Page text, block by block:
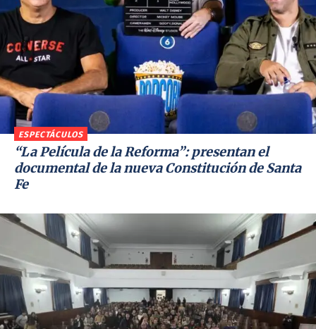
ESPECTÁCULOS
“La Película de la Reforma”: presentan el
documental de la nueva Constitución de Santa
Fe